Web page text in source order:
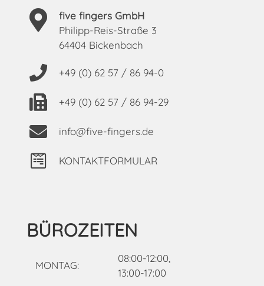
five fingers GmbH
Philipp-Reis-Straße 3
64404 Bickenbach
+49 (0) 62 57 / 86 94-0
+49 (0) 62 57 / 86 94-29
info@five-fingers.de
KONTAKTFORMULAR
BÜROZEITEN
MONTAG:
08:00-12:00,
13:00-17:00